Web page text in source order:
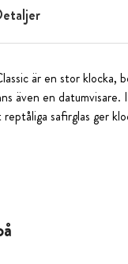
är en stor klocka,
även en
safirglas ger